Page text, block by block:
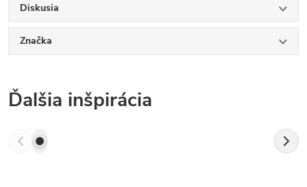
Diskusia
Značka
Ďalšia inšpirácia